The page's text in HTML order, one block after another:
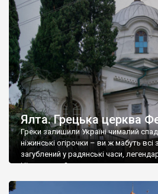
Ялта. Грецька церква
Греки залишили Україні чималий
ніжинські огірочки – ви ж мабуть всі
загублений у радянські часи,
Ніжин греки?